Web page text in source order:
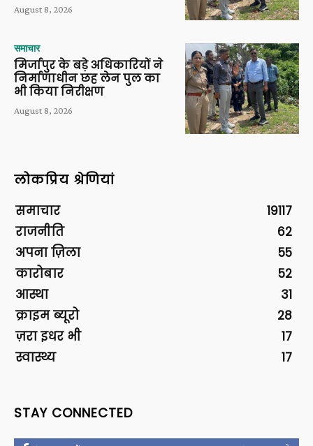
August 8, 2026
समाचार
मिर्जापुर के बड़े अधिकारियों ने
निर्माणाधीन छह लेन पुल का
भी किया निरीक्षण
August 8, 2026
लोकप्रिय श्रेणियां
समाचार
19117
राजनीति
62
अपना ज़िला
55
कारोबार
52
आस्था
31
क्राइम ब्यूरो
28
ज़रा इधर भी
17
स्वास्थ्य
17
STAY CONNECTED